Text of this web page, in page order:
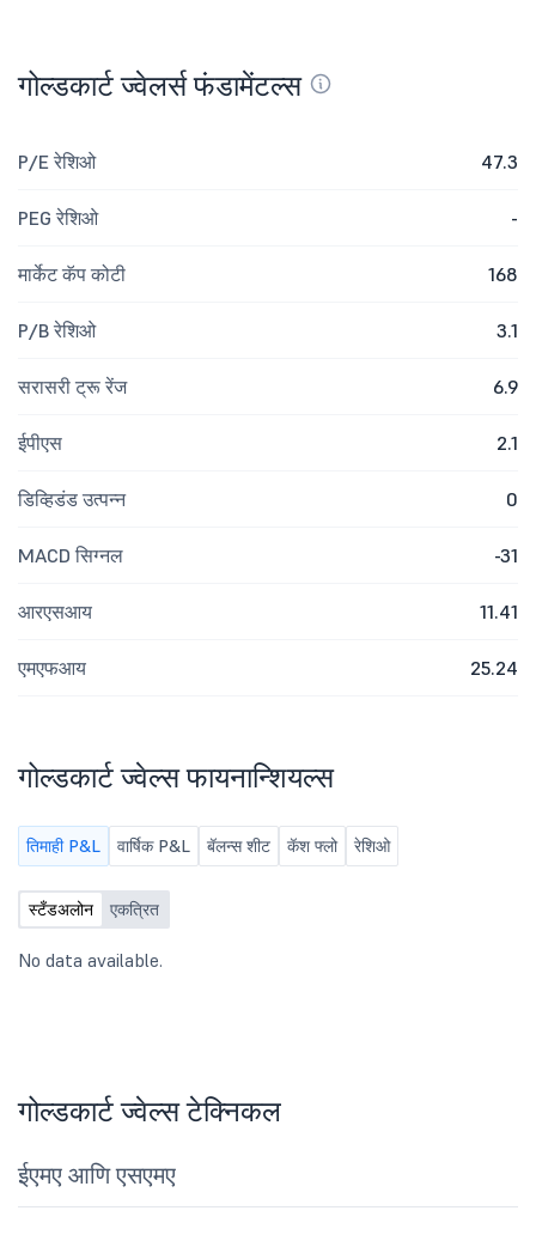
गोल्डकार्ट ज्वेलर्स फंडामेंटल्स
P/E रेशिओ 47.3
PEG रेशिओ -
मार्केट कॅप कोटी 168
P/B रेशिओ 3.1
सरासरी ट्रू रेंज 6.9
ईपीएस 2.1
डिव्हिडंड उत्पन्न 0
MACD सिग्नल -31
आरएसआय 11.41
एमएफआय 25.24
गोल्डकार्ट ज्वेल्स फायनान्शियल्स
तिमाही P&L वार्षिक P&L बॅलन्स शीट कॅश फ्लो रेशिओ
स्टँडअलोन एकत्रित
No data available.
गोल्डकार्ट ज्वेल्स टेक्निकल
ईएमए आणि एसएमए